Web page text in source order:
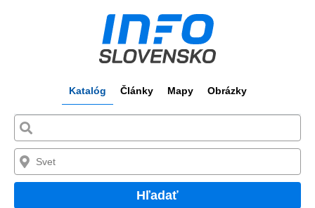
Katalóg Články Mapy Obrázky
Hľadať